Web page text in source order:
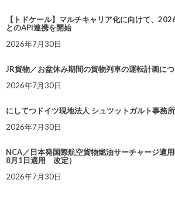
【トドケール】マルチキャリア化に向けて、
とのAPI連携を開始
2026年7月30日
JR貨物／お盆休み期間の貨物列車の運転計画に
2026年7月30日
にしてつドイツ現地法人 シュツットガルト事務
2026年7月30日
NCA／日本発国際航空貨物燃油サーチャージ適
8月1日適用 改定）
2026年7月30日